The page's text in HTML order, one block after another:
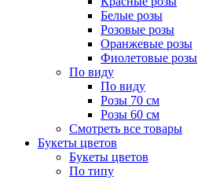
Белые розы
Розовые розы
Оранжевые розы
Фиолетовые розы
По виду
По виду
Розы 70 см
Розы 60 см
Смотреть все товары
Букеты цветов
Букеты цветов
По типу